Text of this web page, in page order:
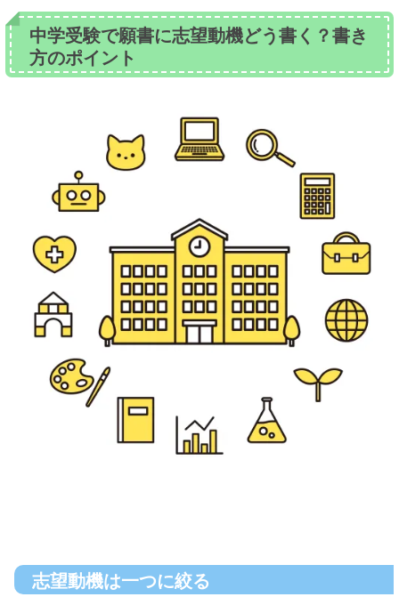
中学受験で願書に志望動機どう書く？書き
方のポイント
志望動機は一つに絞る